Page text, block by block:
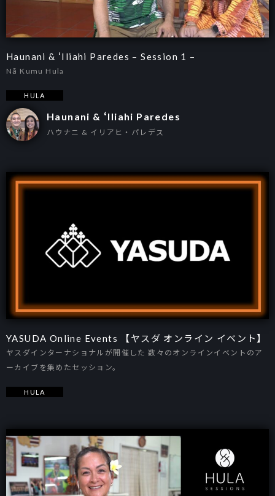
Haunani & ʻIliahi Paredes – Session 1 –
Nā Kumu Hula
HULA
Haunani & ʻIliahi Paredes
ハウナニ & イリアヒ・パレデス
YASUDA Online Events 【ヤスダ オンライン イベント】
ヤスダインターナショナルが開催した 数々のオンラインイベントのア
ーカイブを集めたセッション。
HULA